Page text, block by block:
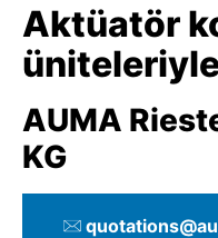
Aktüatör
AUMA
KG